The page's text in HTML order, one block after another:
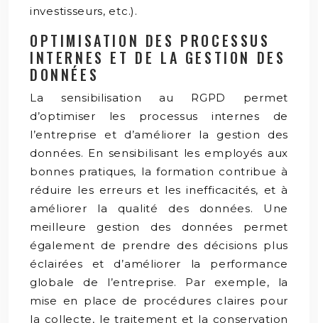
investisseurs, etc.).
OPTIMISATION DES PROCESSUS
INTERNES ET DE LA GESTION DES
DONNÉES
La sensibilisation au RGPD permet
d’optimiser les processus internes de
l’entreprise et d’améliorer la gestion des
données. En sensibilisant les employés aux
bonnes pratiques, la formation contribue à
réduire les erreurs et les inefficacités, et à
améliorer la qualité des données. Une
meilleure gestion des données permet
également de prendre des décisions plus
éclairées et d’améliorer la performance
globale de l’entreprise. Par exemple, la
mise en place de procédures claires pour
la collecte, le traitement et la conservation